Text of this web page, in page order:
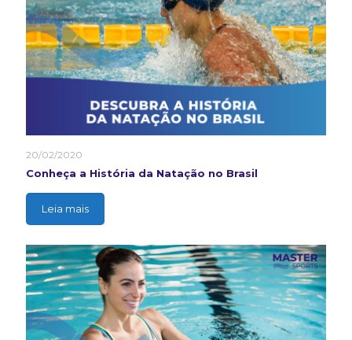
20/02/2020
Conheça a História da Natação no Brasil
Leia mais